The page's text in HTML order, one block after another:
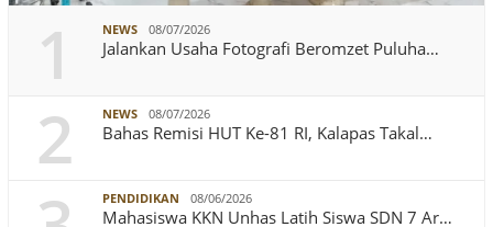
1 NEWS 08/07/2026
Jalankan Usaha Fotografi Beromzet Puluha…
2 NEWS 08/07/2026
Bahas Remisi HUT Ke-81 RI, Kalapas Takal…
PENDIDIKAN 08/06/2026
Mahasiswa KKN Unhas Latih Siswa SDN 7 Ar…